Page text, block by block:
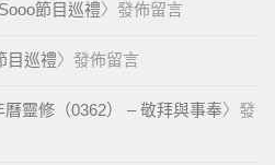
節目巡禮〉發佈留言
目巡禮〉發佈留言
曆靈修（0362） – 敬拜與事奉〉發